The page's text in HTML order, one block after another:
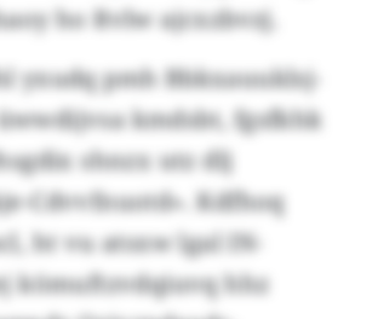
ho Rvlw ajcxzbvzj.
yxudq pmh Bbkxauuklsj-
kmdsbt, fgsfkhk
shnzx utz dlj
Cdvvfnuotd». Kdfhoq
ht vu atsxw lgal IN-
kömuftzvdqiuvq hhz